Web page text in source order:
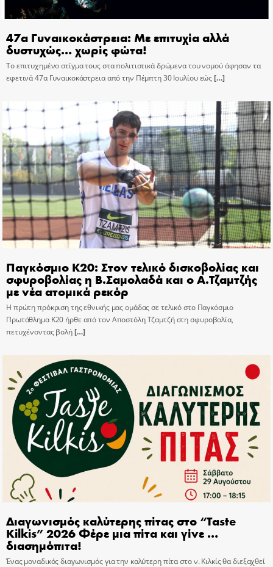
47α Γυναικοκάστρεια: Με επιτυχία αλλά
δυστυχώς… χωρίς φώτα!
Το επιτυχημένο στίγμα τους στα πολιτιστικά δρώμενα του νομού άφησαν τα
εφετινά 47α Γυναικοκάστρεια από την Πέμπτη 30 Ιουλίου εώς[…]
Παγκόσμιο Κ20: Στον τελικό δισκοβολίας και
σφυροβολίας η Β.Σαμολαδά και ο Α.Τζαμτζής
με νέα ατομικά ρεκόρ
Η πρώτη πρόκριση της εθνικής μας ομάδας σε τελικό στο Παγκόσμιο
Πρωτάθλημα Κ20 ήρθε από τον Αποστόλη Τζαμτζή στη σφυροβολία,
πετυχένοντας βολή[…]
Διαγωνισμός καλύτερης πίτας στο “Taste
Kilkis” 2026 Φέρε μια πίτα και γίνε …
διασημόπιτα!
Ένας μοναδικός διαγωνισμός για την καλύτερη πίτα στο ν. Κιλκίς θα διεξαχθεί